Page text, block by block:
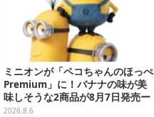
ミニオンが「ペコちゃんのほっぺ
Premium」に！バナナの味が美
味しそうな2商品が8月7日発売ー
可愛いパッケージも必見
2026.8.6